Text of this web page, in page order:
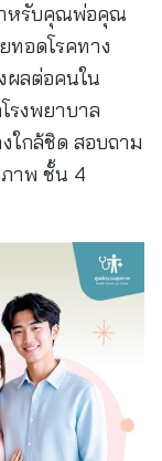
ำหรับคุณพ่อคุณ
ทอดโรคทาง
ผลต่อคนใน
รงพยาบาล
ใกล้ชิด สอบถาม
าพ ชั้น 4